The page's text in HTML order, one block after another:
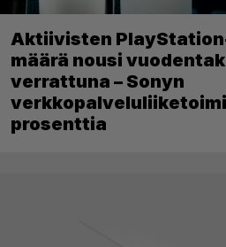
Aktiivisten
määrä nousi
verrattuna – Sonyn
prosenttia